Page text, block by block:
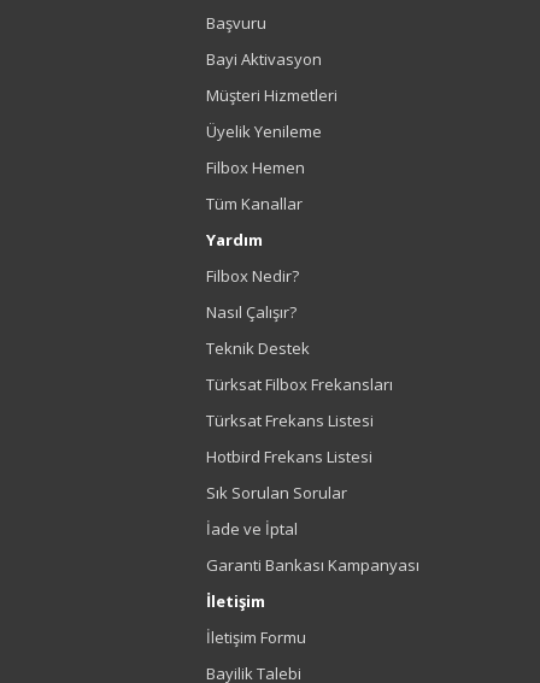
Başvuru
Bayi Aktivasyon
Müşteri Hizmetleri
Üyelik Yenileme
Filbox Hemen
Tüm Kanallar
Yardım
Filbox Nedir?
Nasıl Çalışır?
Teknik Destek
Türksat Filbox Frekansları
Türksat Frekans Listesi
Hotbird Frekans Listesi
Sık Sorulan Sorular
İade ve İptal
Garanti Bankası Kampanyası
İletişim
İletişim Formu
Bayilik Talebi